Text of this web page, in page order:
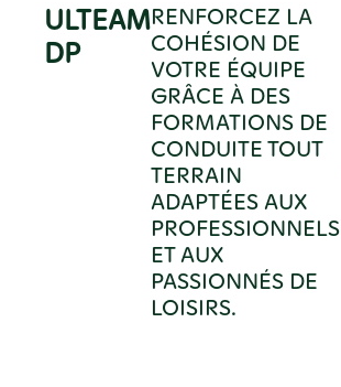
ULTEAM
DP
RENFORCEZ LA
COHÉSION DE
VOTRE ÉQUIPE
GRÂCE À DES
FORMATIONS DE
CONDUITE TOUT
TERRAIN
ADAPTÉES AUX
PROFESSIONNELS
ET AUX
PASSIONNÉS DE
LOISIRS.